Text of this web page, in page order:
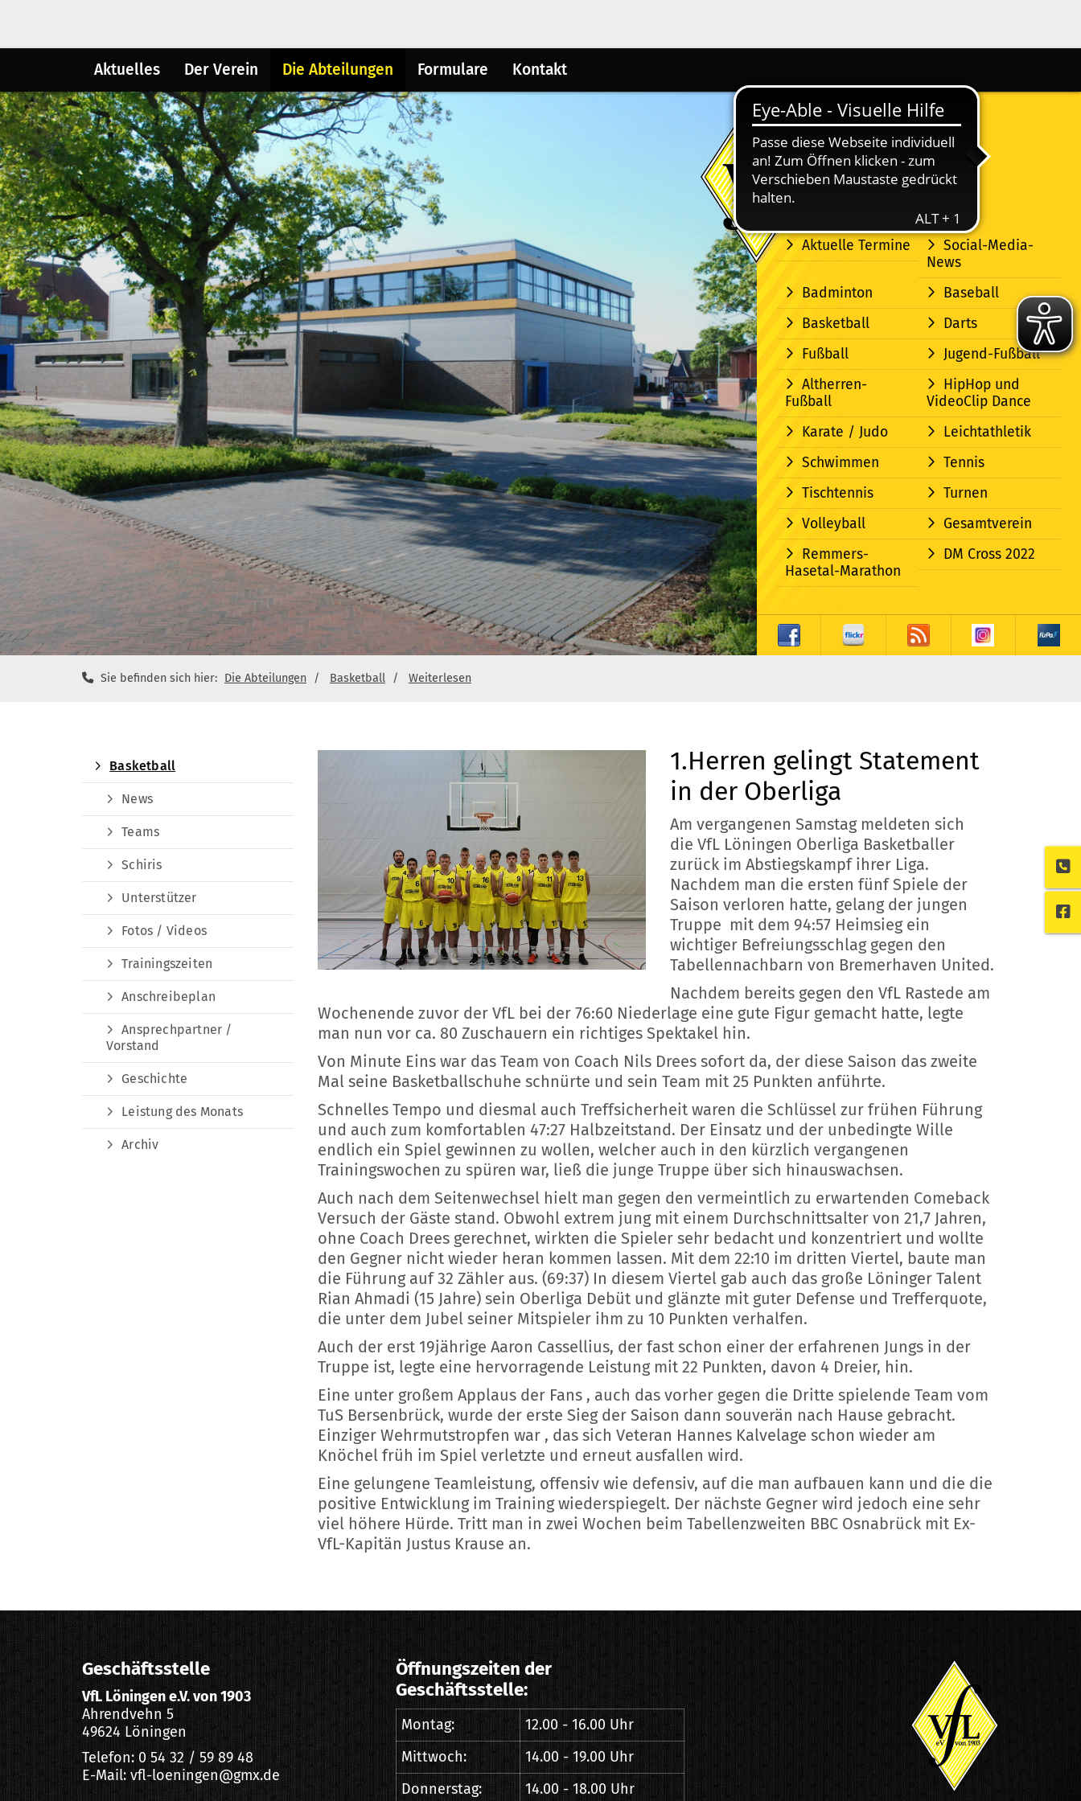
Aktuelles Der Verein Die Abteilungen Formulare Kontakt
Aktuelle Termine
Social-Media-
News
Badminton
Baseball
Basketball
Darts
Fußball
Jugend-Fußball
Altherren-
Fußball
HipHop und
VideoClip Dance
Karate / Judo
Leichtathletik
Schwimmen
Tennis
Tischtennis
Turnen
Volleyball
Gesamtverein
Remmers-
Hasetal-Marathon
DM Cross 2022
Sie befinden sich hier: Die Abteilungen Basketball Weiterlesen
1.Herren gelingt Statement
in der Oberliga
Am vergangenen Samstag meldeten sich
die VfL Löningen Oberliga Basketballer
zurück im Abstiegskampf ihrer Liga.
Nachdem man die ersten fünf Spiele der
Saison verloren hatte, gelang der jungen
Truppe mit dem 94:57 Heimsieg ein
wichtiger Befreiungsschlag gegen den
Tabellennachbarn von Bremerhaven United.
Nachdem bereits gegen den VfL Rastede am
Wochenende zuvor der VfL bei der 76:60 Niederlage eine gute Figur gemacht hatte, legte
man nun vor ca. 80 Zuschauern ein richtiges Spektakel hin.
Von Minute Eins war das Team von Coach Nils Drees sofort da, der diese Saison das zweite
Mal seine Basketballschuhe schnürte und sein Team mit 25 Punkten anführte.
Schnelles Tempo und diesmal auch Treffsicherheit waren die Schlüssel zur frühen Führung
und auch zum komfortablen 47:27 Halbzeitstand. Der Einsatz und der unbedingte Wille
endlich ein Spiel gewinnen zu wollen, welcher auch in den kürzlich vergangenen
Trainingswochen zu spüren war, ließ die junge Truppe über sich hinauswachsen.
Auch nach dem Seitenwechsel hielt man gegen den vermeintlich zu erwartenden Comeback
Versuch der Gäste stand. Obwohl extrem jung mit einem Durchschnittsalter von 21,7 Jahren,
ohne Coach Drees gerechnet, wirkten die Spieler sehr bedacht und konzentriert und wollte
den Gegner nicht wieder heran kommen lassen. Mit dem 22:10 im dritten Viertel, baute man
die Führung auf 32 Zähler aus. (69:37) In diesem Viertel gab auch das große Löninger Talent
Rian Ahmadi (15 Jahre) sein Oberliga Debüt und glänzte mit guter Defense und Trefferquote,
die unter dem Jubel seiner Mitspieler ihm zu 10 Punkten verhalfen.
Auch der erst 19jährige Aaron Cassellius, der fast schon einer der erfahrenen Jungs in der
Truppe ist, legte eine hervorragende Leistung mit 22 Punkten, davon 4 Dreier, hin.
Eine unter großem Applaus der Fans , auch das vorher gegen die Dritte spielende Team vom
TuS Bersenbrück, wurde der erste Sieg der Saison dann souverän nach Hause gebracht.
Einziger Wehrmutstropfen war , das sich Veteran Hannes Kalvelage schon wieder am
Knöchel früh im Spiel verletzte und erneut ausfallen wird.
Eine gelungene Teamleistung, offensiv wie defensiv, auf die man aufbauen kann und die die
positive Entwicklung im Training wiederspiegelt. Der nächste Gegner wird jedoch eine sehr
viel höhere Hürde. Tritt man in zwei Wochen beim Tabellenzweiten BBC Osnabrück mit Ex-
VfL-Kapitän Justus Krause an.
Basketball
News
Teams
Schiris
Unterstützer
Fotos / Videos
Trainingszeiten
Anschreibeplan
Ansprechpartner /
Vorstand
Geschichte
Leistung des Monats
Archiv
Geschäftsstelle
VfL Löningen e.V. von 1903
Ahrendvehn 5
49624 Löningen
Telefon: 0 54 32 / 59 89 48
E-Mail: vfl-loeningen@gmx.de
Öffnungszeiten der
Geschäftsstelle:
Montag:
12.00 - 16.00 Uhr
Mittwoch:
14.00 - 19.00 Uhr
Donnerstag:
14.00 - 18.00 Uhr